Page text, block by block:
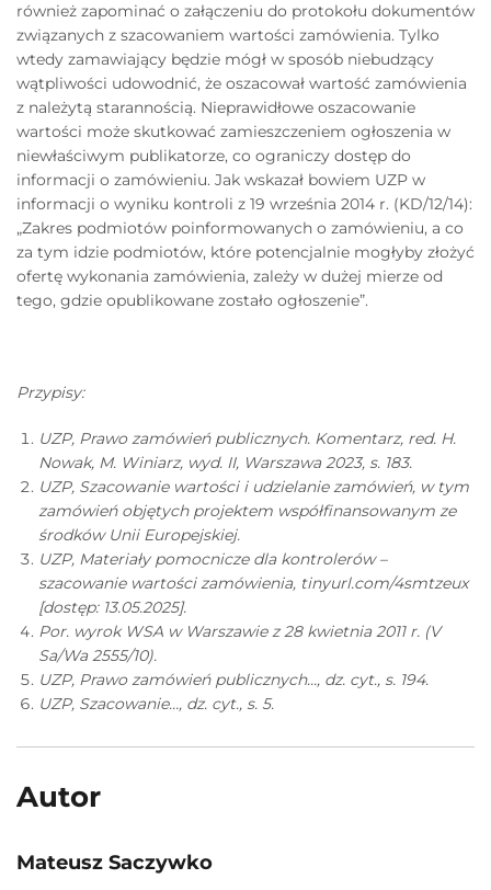
również zapominać o załączeniu do protokołu dokumentów
związanych z szacowaniem wartości zamówienia. Tylko
wtedy zamawiający będzie mógł w sposób niebudzący
wątpliwości udowodnić, że oszacował wartość zamówienia
z należytą starannością. Nieprawidłowe oszacowanie
wartości może skutkować zamieszczeniem ogłoszenia w
niewłaściwym publikatorze, co ograniczy dostęp do
informacji o zamówieniu. Jak wskazał bowiem UZP w
informacji o wyniku kontroli z 19 września 2014 r. (KD/12/14):
„Zakres podmiotów poinformowanych o zamówieniu, a co
za tym idzie podmiotów, które potencjalnie mogłyby złożyć
ofertę wykonania zamówienia, zależy w dużej mierze od
tego, gdzie opublikowane zostało ogłoszenie”.
Przypisy:
UZP, Prawo zamówień publicznych. Komentarz, red. H.
Nowak, M. Winiarz, wyd. II, Warszawa 2023, s. 183.
UZP, Szacowanie wartości i udzielanie zamówień, w tym
zamówień objętych projektem współfinansowanym ze
środków Unii Europejskiej.
UZP, Materiały pomocnicze dla kontrolerów –
szacowanie wartości zamówienia, tinyurl.com/4smtzeux
[dostęp: 13.05.2025].
Por. wyrok WSA w Warszawie z 28 kwietnia 2011 r. (V
Sa/Wa 2555/10).
UZP, Prawo zamówień publicznych…, dz. cyt., s. 194.
UZP, Szacowanie…, dz. cyt., s. 5.
Autor
Mateusz Saczywko